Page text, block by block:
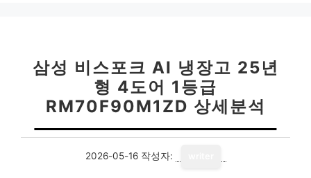
삼성 비스포크 AI 냉장고 25년
형 4도어 1등급
RM70F90M1ZD 상세분석
2026-05-16 작성자: